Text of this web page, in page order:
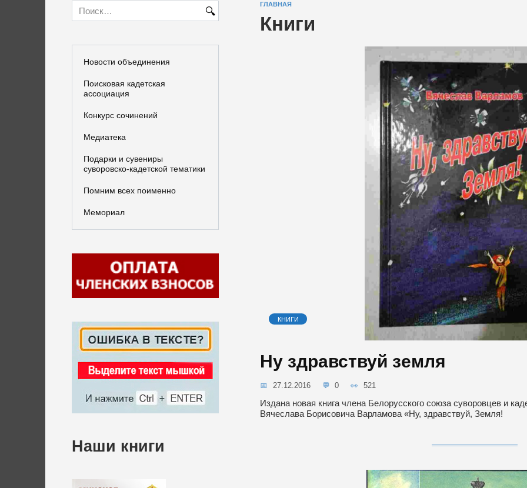
ГЛАВНАЯ
Книги
КНИГИ
Ну здравствуй земля
27.12.2016 0 521
Издана новая книга члена Белорусского союза суворовцев и
Вячеслава Борисовича Варламова «Ну, здравствуй, Земля!
for:
Новости объединения
Поисковая кадетская
ассоциация
Конкурс сочинений
Медиатека
Подарки и сувениры
суворовско-кадетской тематики
Помним всех поименно
Мемориал
Наши книги